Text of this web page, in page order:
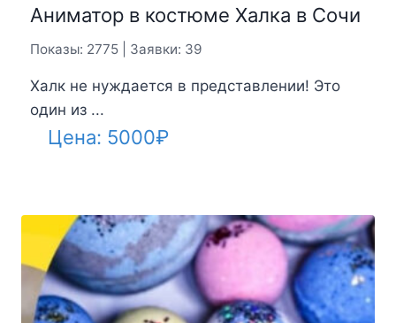
Аниматор в костюме Халка в Сочи
Показы: 2775 | Заявки: 39
Халк не нуждается в представлении! Это
один из ...
Цена: 5000₽